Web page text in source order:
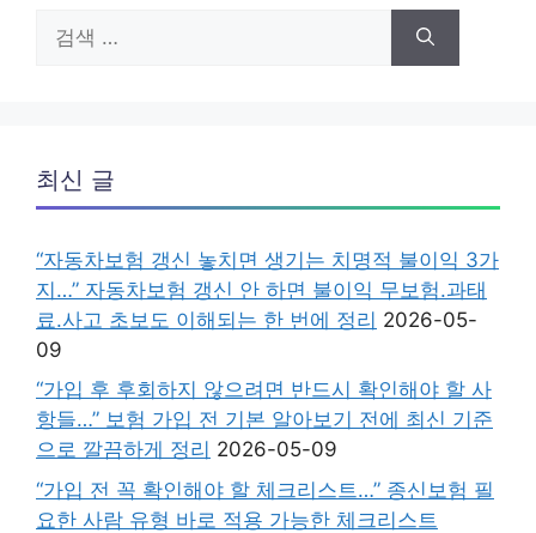
색:
최신 글
“자동차보험 갱신 놓치면 생기는 치명적 불이익 3가
지…” 자동차보험 갱신 안 하면 불이익 무보험.과태
료.사고 초보도 이해되는 한 번에 정리 2026-05-
09
“가입 후 후회하지 않으려면 반드시 확인해야 할 사
항들…” 보험 가입 전 기본 알아보기 전에 최신 기준
으로 깔끔하게 정리 2026-05-09
“가입 전 꼭 확인해야 할 체크리스트…” 종신보험 필
요한 사람 유형 바로 적용 가능한 체크리스트